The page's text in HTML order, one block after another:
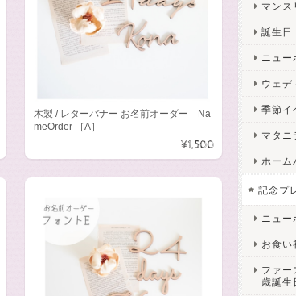
木製 / レターバナー お名前オーダー Na
meOrder ［A］
¥1,500
マンス
誕生日
ニュー
ウェデ
季節イ
マタニ
ホーム
記念プ
ニュー
お食い
ファー
歳誕生